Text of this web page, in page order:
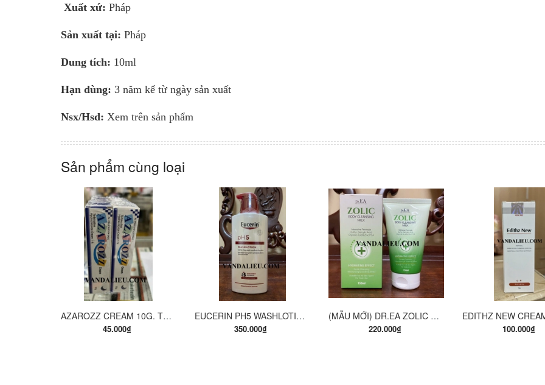
Xuất xứ: Pháp
Sản xuất tại: Pháp
Dung tích: 10ml
Hạn dùng: 3 năm kể từ ngày sản xuất
Nsx/Hsd: Xem trên sản phẩm
Sản phẩm cùng loại
MUA HÀNG
AZAROZZ CREAM 10G. TERBINAFINE 1%. THUỐC TRỊ NẤM DA CHÂN, NẤM DA ĐÙI, NẤM DA THÂN, LANG BEN...
45.000₫
MUA HÀNG
EUCERIN PH5 WASHLOTION 400ML. SỮA TẮM DẠNG GEL CHO DA NHẠY CẢM.
350.000₫
MUA HÀNG
(MẪU MỚI) DR.EA ZOLIC BODY CLEANSING MILK 150ML. SỮA TẮM Y KHOA
220.000₫
MUA
100.000₫